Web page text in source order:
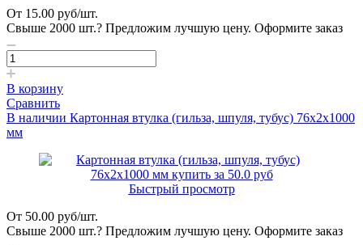
От 15.00 руб/шт.
Свыше 2000 шт.? Предложим лучшую цену. Оформите заказ
В корзину
Сравнить
В наличии Картонная втулка (гильза, шпуля, тубус) 76х2х1000
мм
Быстрый просмотр
От 50.00 руб/шт.
Свыше 2000 шт.? Предложим лучшую цену. Оформите заказ